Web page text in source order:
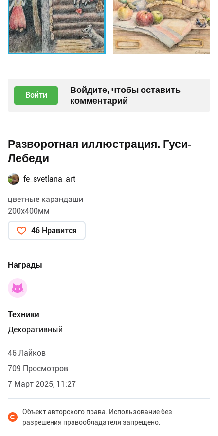
Войти
Войдите, чтобы оставить
комментарий
Разворотная иллюстрация. Гуси-
Лебеди
fe_svetlana_art
цветные карандаши
200х400мм
46 Нравится
Награды
Техники
Декоративный
46 Лайков
709 Просмотров
7 Март 2025, 11:27
Объект авторского права. Использование без
разрешения правообладателя запрещено.